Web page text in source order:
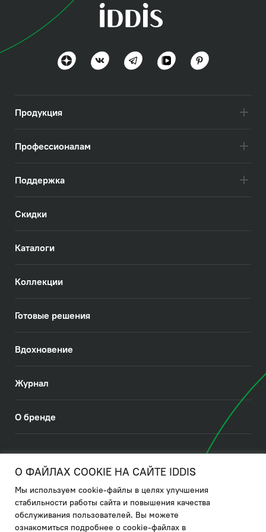
(с) Авторский текст, март 2023 г.
Продукция
Профессионалам
Поддержка
Скидки
Каталоги
Коллекции
Готовые решения
Вдохновение
Журнал
О бренде
Политика в отношении использования файлов cookies
Политика обработки ПДн
О ФАЙЛАХ COOKIE НА САЙТЕ IDDIS
Мы используем cookie-файлы в целях улучшения
стабильности работы сайта и повышения качества
обслуживания пользователей. Вы можете
ознакомиться подробнее о cookie-файлах в